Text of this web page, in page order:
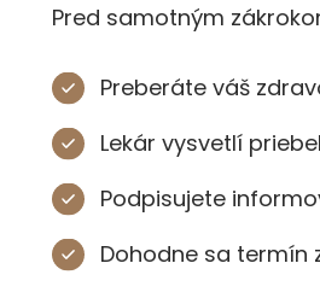
Pred samotným
Preberáte váš
Lekár vysvetlí
Podpisujete
Dohodne sa termín